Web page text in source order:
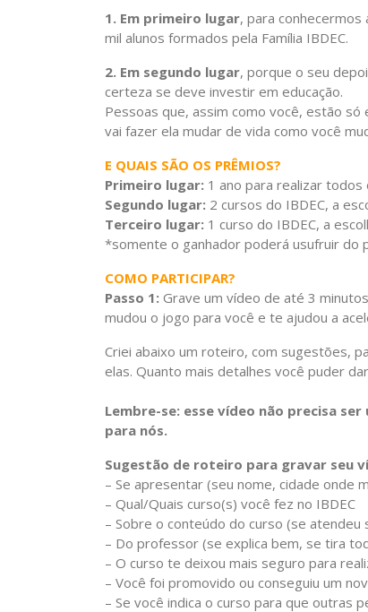
1. Em primeiro lugar, para
mil alunos formados pela Família IBDEC.
2. Em segundo lugar, porque o seu
certeza se deve investir em educação.
Pessoas que, assim como você, estão
vai fazer ela mudar de vida como você
E QUAIS SÃO OS PRÊMIOS?
Primeiro lugar: 1 ano para realizar todos
Segundo lugar: 2 cursos do IBDEC, a
Terceiro lugar: 1 curso do IBDEC, a
*somente o ganhador poderá usufruir do
COMO PARTICIPAR?
Passo 1: Grave um vídeo de até 3
mudou o jogo para você e te ajudou a
Criei abaixo um roteiro, com sugestões,
elas. Quanto mais detalhes você puder
Lembre-se: esse vídeo não precisa
para nós.
Sugestão de roteiro para gravar seu
– Se apresentar (seu nome, cidade onde
– Qual/Quais curso(s) você fez no IBDEC
– Sobre o conteúdo do curso (se
– Do professor (se explica bem, se tira
– O curso te deixou mais seguro para
– Você foi promovido ou conseguiu um
– Se você indica o curso para que outras